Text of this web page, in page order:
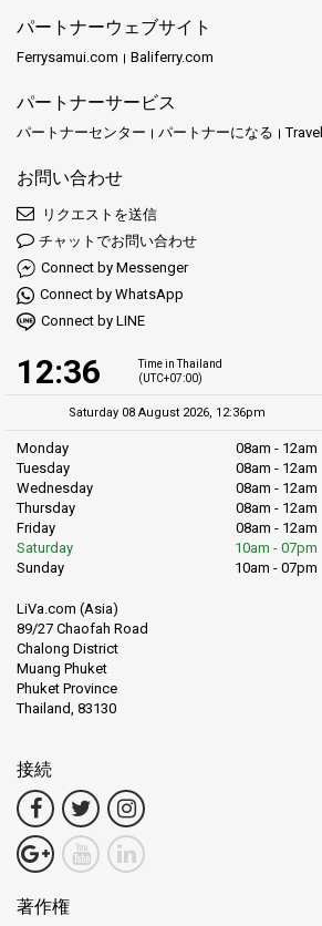
パートナーウェブサイト
Ferrysamui.com Baliferry.com
パートナーサービス
パートナーセンター パートナーになる
お問い合わせ
リクエストを送信
チャットでお問い合わせ
Connect by Messenger
Connect by WhatsApp
Connect by LINE
12:36
Time in Thailand
(UTC+07:00)
Saturday 08 August 2026, 12:36pm
Monday
08am - 12am
Tuesday
08am - 12am
Wednesday
08am - 12am
Thursday
08am - 12am
Friday
08am - 12am
Saturday
10am - 07pm
Sunday
10am - 07pm
LiVa.com (Asia)
89/27 Chaofah Road
Chalong District
Muang Phuket
Phuket Province
Thailand, 83130
接続
著作権